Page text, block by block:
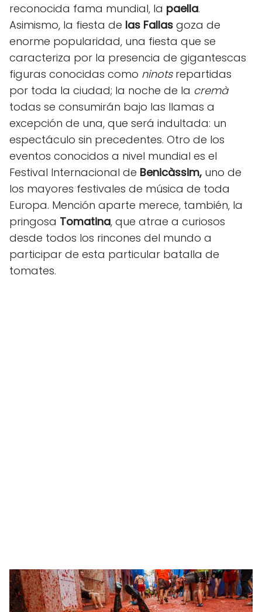
reconocida fama mundial, la paella.
Asimismo, la fiesta de las Fallas goza de
enorme popularidad, una fiesta que se
caracteriza por la presencia de gigantescas
figuras conocidas como ninotsrepartidas
por toda la ciudad; la noche de la cremà
todas se consumirán bajo las llamas a
excepción de una, que será indultada: un
espectáculo sin precedentes. Otro de los
eventos conocidos a nivel mundial es el
Festival Internacional de Benicàssim, uno de
los mayores festivales de música de toda
Europa. Mención aparte merece, también, la
pringosa Tomatina, que atrae a curiosos
desde todos los rincones del mundo a
participar de esta particular batalla de
tomates.